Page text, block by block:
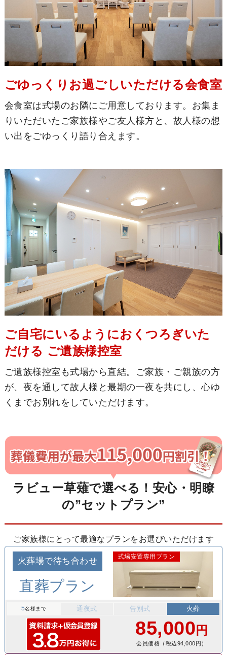
ごゆっくりお過ごしいただける会食室
会食室は式場のお隣にご用意しております。お集ま
りいただいたご家族様やご友人様方と、故人様の想
い出をごゆっくり語り合えます。
ご自宅にいるようにおくつろぎいた
だける ご遺族様控室
ご遺族様控室も式場から直結。ご家族・ご親族の方
が、夜を通して故人様と最期の一夜を共にし、心ゆ
くまでお別れをしていただけます。
ラビュー草薙で選べる！安心・明瞭
の”セットプラン”
ご家族様にとって最適なプランをお選びいただけます
火葬場で待ち合わせ
直葬プラン
式場安置専用プラン
5名様まで 通夜式 告別式 火葬
85,000 円
会員価格（税込94,000円）